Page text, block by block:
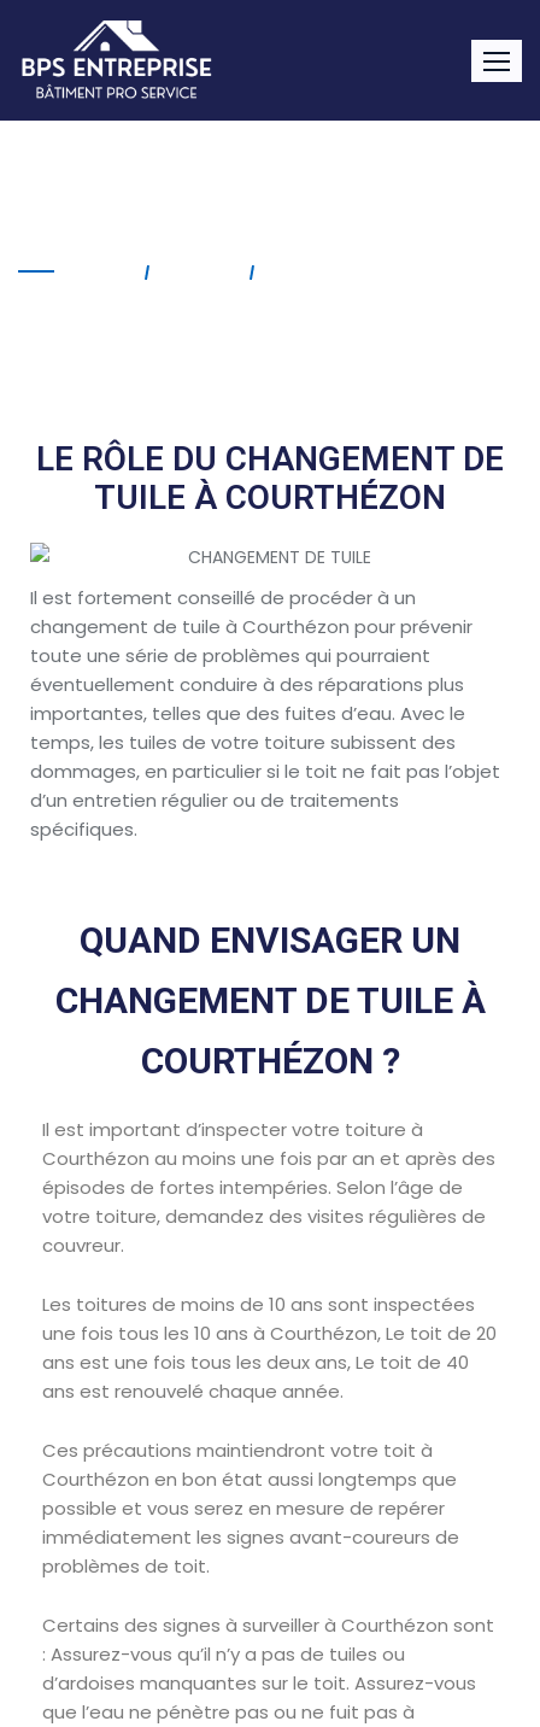
LE RÔLE DU CHANGEMENT DE
TUILE À COURTHÉZON
Il est fortement conseillé de procéder à un
changement de tuile à Courthézon pour prévenir
toute une série de problèmes qui pourraient
éventuellement conduire à des réparations plus
importantes, telles que des fuites d’eau. Avec le
temps, les tuiles de votre toiture subissent des
dommages, en particulier si le toit ne fait pas l’objet
d’un entretien régulier ou de traitements
spécifiques.
QUAND ENVISAGER UN
CHANGEMENT DE TUILE À
COURTHÉZON ?
Il est important d’inspecter votre toiture à
Courthézon au moins une fois par an et après des
épisodes de fortes intempéries. Selon l’âge de
votre toiture, demandez des visites régulières de
couvreur.
Les toitures de moins de 10 ans sont inspectées
une fois tous les 10 ans à Courthézon, Le toit de 20
ans est une fois tous les deux ans, Le toit de 40
ans est renouvelé chaque année.
Ces précautions maintiendront votre toit à
Courthézon en bon état aussi longtemps que
possible et vous serez en mesure de repérer
immédiatement les signes avant-coureurs de
problèmes de toit.
Certains des signes à surveiller à Courthézon sont
: Assurez-vous qu’il n’y a pas de tuiles ou
d’ardoises manquantes sur le toit. Assurez-vous
que l’eau ne pénètre pas ou ne fuit pas à